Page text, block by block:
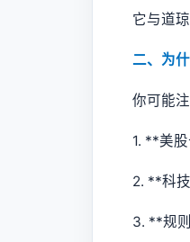
它与道
二、为
你可能
1. **美
2. **科
3. **规